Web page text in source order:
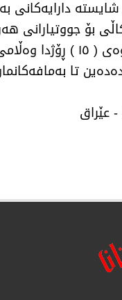
٦ - ئێمە
دەدەین تا
عێراق